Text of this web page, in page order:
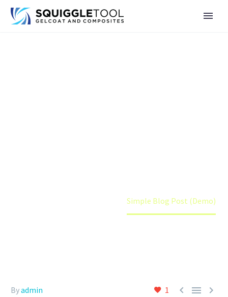
Simple Blog Post (Demo)
1   
Byadmin